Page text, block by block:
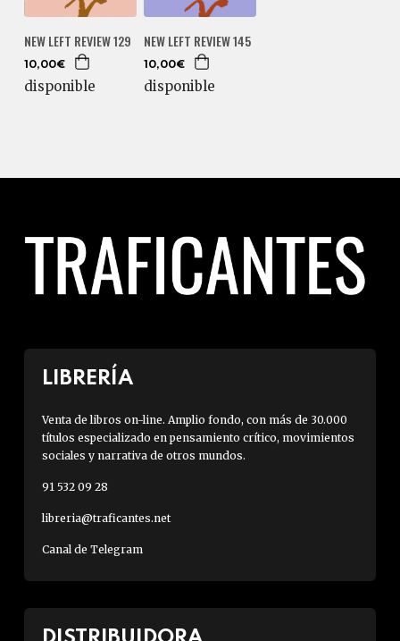
NEW LEFT REVIEW 129
10,00€
disponible
NEW LEFT REVIEW 145
10,00€
disponible
LIBRERÍA
Venta de libros on-line. Amplio fondo, con más de 30.000
títulos especializado en pensamiento crítico, movimientos
sociales y narrativa de otros mundos.
91 532 09 28
libreria@traficantes.net
Canal de Telegram